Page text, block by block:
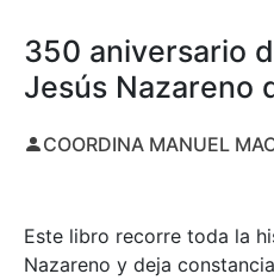
350 aniversario
Jesús Nazareno
COORDINA MANUEL
Este libro recorre toda la
Nazareno y deja